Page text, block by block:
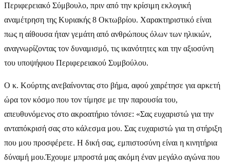
Περιφερειακό Σύμβουλο, πριν από την κρίσιμη εκλογική
αναμέτρηση της Κυριακής 8 Οκτωβρίου. Χαρακτηριστικό είναι
πως η αίθουσα ήταν γεμάτη από ανθρώπους όλων των ηλικιών,
αναγνωρίζοντας τον δυναμισμό, τις ικανότητες και την αξιοσύνη
του υποψήφιου Περιφερειακού Συμβούλου.
Ο κ. Κούρτης ανεβαίνοντας στο βήμα, αφού χαιρέτησε για αρκετή
ώρα τον κόσμο που τον τίμησε με την παρουσία του,
απευθυνόμενος στο ακροατήριο τόνισε: «Σας ευχαριστώ για την
ανταπόκρισή σας στο κάλεσμα μου. Σας ευχαριστώ για τη στήριξη
που μου προσφέρετε. Η δική σας, εμπιστοσύνη είναι η κινητήρια
δύναμή μου.Έχουμε μπροστά μας ακόμη έναν μεγάλο αγώνα που